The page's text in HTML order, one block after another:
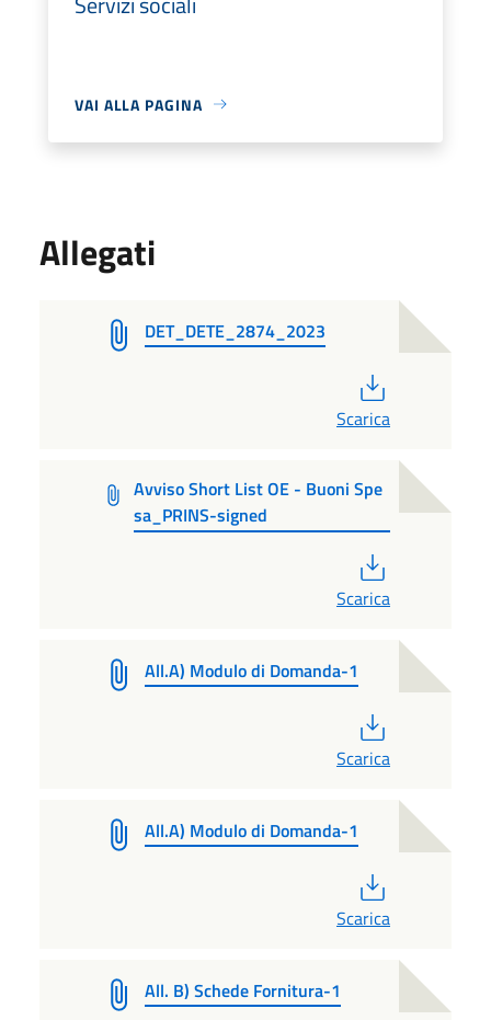
VAI ALLA PAGINA
Allegati
DET_DETE_2874_2023
Scarica
Avviso Short List OE - Buoni Spe
sa_PRINS-signed
Scarica
All.A) Modulo di Domanda-1
Scarica
All.A) Modulo di Domanda-1
Scarica
All. B) Schede Fornitura-1